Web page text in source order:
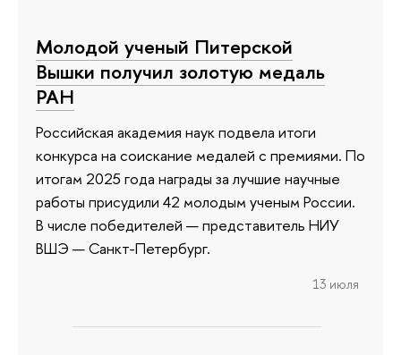
Молодой ученый Питерской
Вышки получил золотую медаль
РАН
Российская академия наук подвела итоги
конкурса на соискание медалей с премиями. По
итогам 2025 года награды за лучшие научные
работы присудили 42 молодым ученым России.
В числе победителей — представитель НИУ
ВШЭ — Санкт-Петербург.
13 июля